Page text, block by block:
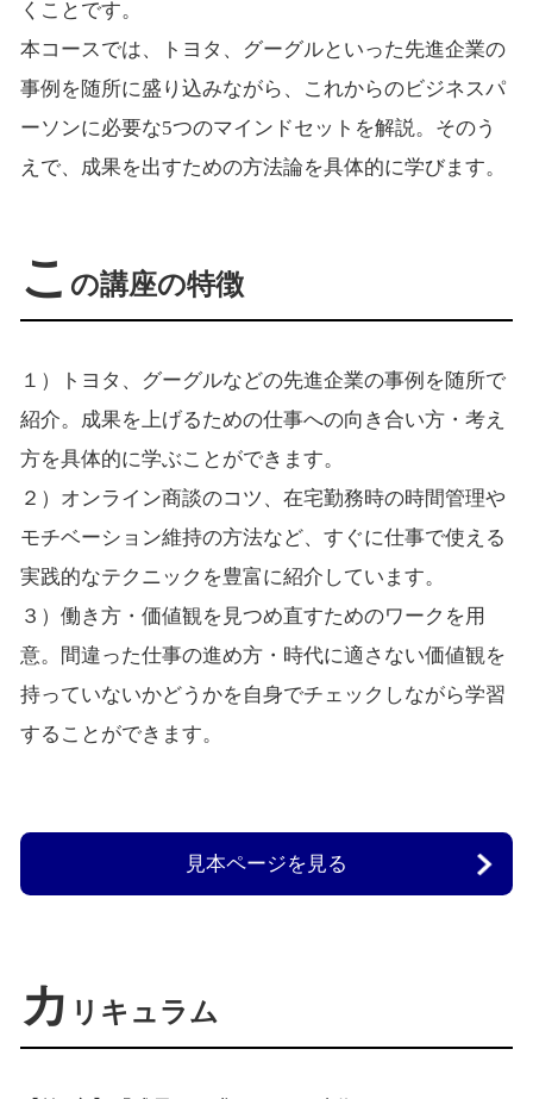
くことです。
本コースでは、トヨタ、グーグルといった先進企業の
事例を随所に盛り込みながら、これからのビジネスパ
ーソンに必要な5つのマインドセットを解説。そのう
えで、成果を出すための方法論を具体的に学びます。
こ の講座の特徴
１）トヨタ、グーグルなどの先進企業の事例を随所で
紹介。成果を上げるための仕事への向き合い方・考え
方を具体的に学ぶことができます。
２）オンライン商談のコツ、在宅勤務時の時間管理や
モチベーション維持の方法など、すぐに仕事で使える
実践的なテクニックを豊富に紹介しています。
３）働き方・価値観を見つめ直すためのワークを用
意。間違った仕事の進め方・時代に適さない価値観を
持っていないかどうかを自身でチェックしながら学習
することができます。
見本ページを見る
カ リキュラム